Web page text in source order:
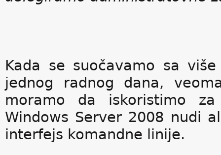
Kada se suočavamo sa
jednog radnog dana,
moramo da iskoristimo za
Windows Server 2008 nudi
interfejs komandne linije.